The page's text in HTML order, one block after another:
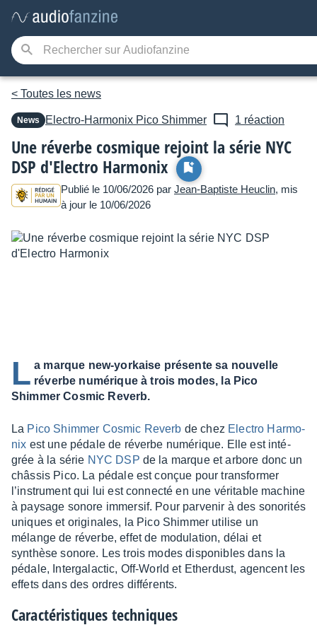
< Toutes les news
News Electro-Harmonix Pico Shimmer 1 réaction
Une réverbe cosmique rejoint la série NYC
DSP d'Electro Harmonix
Publié le 10/06/2026 par Jean-Baptiste Heuclin, mis
à jour le 10/06/2026
L a marque new-yorkaise présente sa nouvelle
réverbe numérique à trois modes, la Pico
Shimmer Cosmic Reverb.
La Pico Shim­mer Cosmic Reverb de chez Elec­tro Harmo­
nix est une pédale de réverbe numé­rique. Elle est inté­
grée à la série NYC DSP de la marque et arbore donc un
châs­sis Pico. La pédale est conçue pour trans­for­mer
l’ins­tru­ment qui lui est connecté en une véri­table machine
à paysage sonore immer­sif. Pour parve­nir à des sono­ri­tés
uniques et origi­nales, la Pico Shim­mer utilise un
mélange de réverbe, effet de modu­la­tion, délai et
synthèse sonore. Les trois modes dispo­nibles dans la
pédale, Inter­ga­lac­tic, Off-World et Ether­dust, agencent les
effets dans des ordres diffé­rents.
Carac­té­ris­tiques tech­niques